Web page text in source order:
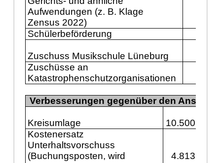
Aufwendungen (z. B. Klage
Zensus 2022)
Schülerbeförderung
Zuschuss Musikschule Lüneburg
Zuschüsse an
Katastrophenschutzorganisationen
Verbesserungen gegenüber den
Kreisumlage
10.500.000
Kostenersatz
Unterhaltsvorschuss
(Buchungsposten, wird
4.813.000